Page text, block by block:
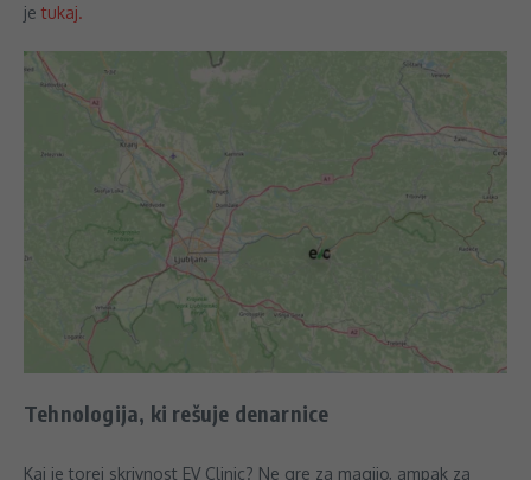
je tukaj.
Tehnologija, ki rešuje denarnice
Kaj je torej skrivnost EV Clinic? Ne gre za magijo, ampak za